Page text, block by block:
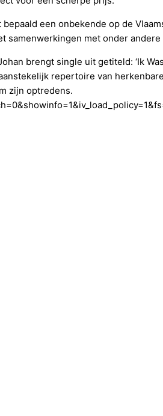
een onbekende op de
met onder andere
brengt single uit getiteld: ‘Ik
repertoire van
zijn optredens.